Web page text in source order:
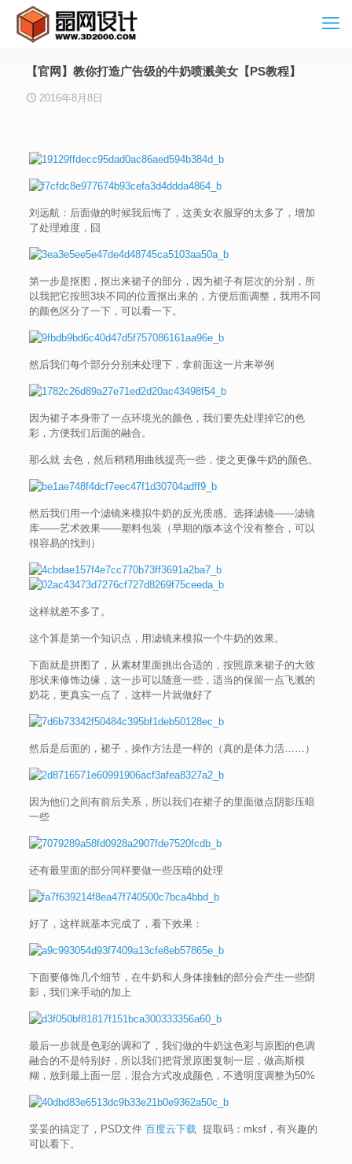
【官网】教你打造广告级的牛奶喷溅美女【PS教程】
2016年8月8日
刘远航：后面做的时候我后悔了，这美女衣服穿的太多了，增加
了处理难度，囧
第一步是抠图，抠出来裙子的部分，因为裙子有层次的分别，所
以我把它按照3块不同的位置抠出来的，方便后面调整，我用不同
的颜色区分了一下，可以看一下。
然后我们每个部分分别来处理下，拿前面这一片来举例
因为裙子本身带了一点环境光的颜色，我们要先处理掉它的色
彩，方便我们后面的融合。
那么就 去色，然后稍稍用曲线提亮一些，使之更像牛奶的颜色。
然后我们用一个滤镜来模拟牛奶的反光质感。选择滤镜——滤镜
库——艺术效果——塑料包装（早期的版本这个没有整合，可以
很容易的找到）
这样就差不多了。
这个算是第一个知识点，用滤镜来模拟一个牛奶的效果。
下面就是拼图了，从素材里面挑出合适的，按照原来裙子的大致
形状来修饰边缘，这一步可以随意一些，适当的保留一点飞溅的
奶花，更真实一点了，这样一片就做好了
然后是后面的，裙子，操作方法是一样的（真的是体力活……）
因为他们之间有前后关系，所以我们在裙子的里面做点阴影压暗
一些
还有最里面的部分同样要做一些压暗的处理
好了，这样就基本完成了，看下效果：
下面要修饰几个细节，在牛奶和人身体接触的部分会产生一些阴
影，我们来手动的加上
最后一步就是色彩的调和了，我们做的牛奶这色彩与原图的色调
融合的不是特别好，所以我们把背景原图复制一层，做高斯模
糊，放到最上面一层，混合方式改成颜色，不透明度调整为50%
妥妥的搞定了，PSD文件 百度云下载提取码：mksf，有兴趣的
可以看下。